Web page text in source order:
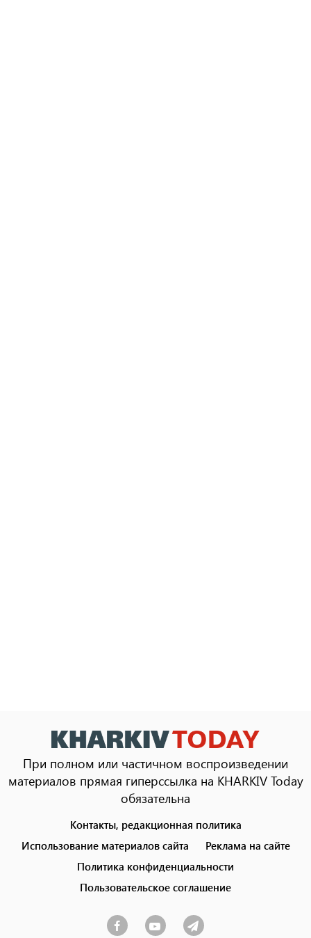
При полном или частичном воспроизведении
материалов прямая гиперссылка на KHARKIV Today
обязательна
menu
Контакты, редакционная политика
Использование материалов сайта
Реклама на сайте
Политика конфиденциальности
Пользовательское соглашение